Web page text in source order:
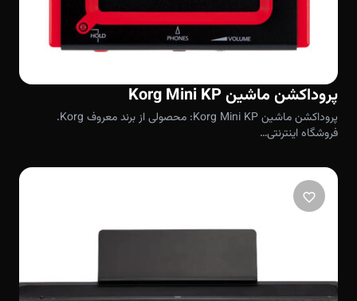
پروداکشن ماشین Korg Mini KP
پروداکشن ماشین Korg Mini KP: محصولی از برند معروف Korg.
فروشگاه اینترنتی…
favorite